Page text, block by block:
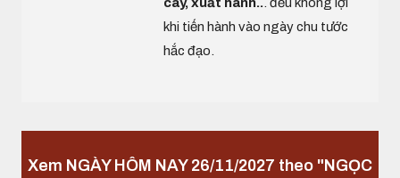
khi tiến hành vào ngày chu tước
hắc đạo.
Xem NGÀY HÔM NAY 26/11/2027 theo "NGỌC